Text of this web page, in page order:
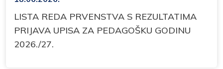
LISTA REDA PRVENSTVA S REZULTATIMA
PRIJAVA UPISA ZA PEDAGOŠKU GODINU
2026./27.